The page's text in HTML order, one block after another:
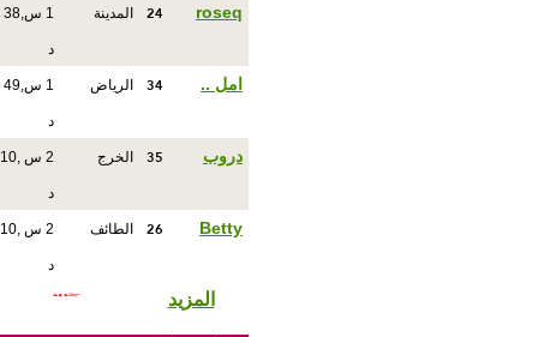
roseq
24 المدينة 1 س,38
د
امل .. 34 الرياض 1 س,49
د
دروب 35 الخرج 2 س ,10
د
Betty
26 الطائف 2 س ,10
د
المزيد